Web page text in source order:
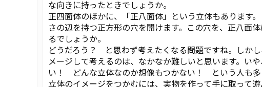
な向きに持ったときでしょうか。
正四面体のほかに、「正八面体」という立体もあります
さの辺を持つ正方形の穴を開けます。この穴を、正八面
るでしょうか。
どうだろう？ と思わず考えたくなる問題ですね。しか
メージして考えるのは、なかなか難しいと思います。い
い！ どんな立体なのか想像もつかない！ という人も多
立体のイメージをつかむには、実物を作って手に取って